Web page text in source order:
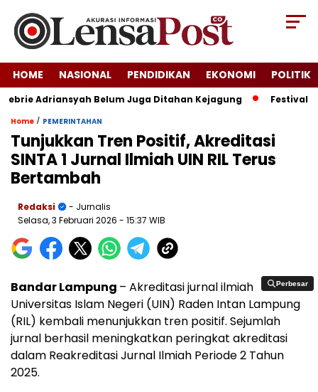
HOME NASIONAL PENDIDIKAN EKONOMI POLITIK
Adriansyah Belum Juga Ditahan Kejagung Festival
Home / PEMERINTAHAN
Tunjukkan Tren Positif, Akreditasi
SINTA 1 Jurnal Ilmiah UIN RIL Terus
Bertambah
Redaksi
- Jurnalis
Selasa, 3 Februari 2026 - 15:37 WIB
Perbesar
Perbesar
Bandar Lampung – Akreditasi jurnal ilmiah
Universitas Islam Negeri (UIN) Raden Intan Lampung
(RIL) kembali menunjukkan tren positif. Sejumlah
jurnal berhasil meningkatkan peringkat akreditasi
dalam Reakreditasi Jurnal Ilmiah Periode 2 Tahun
2025.